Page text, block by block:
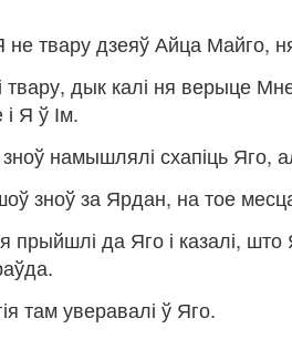
не твару дзеяў Айца Майго,
твару, дык калі ня верыце
Я ў Ім.
намышлялі схапіць Яго,
зноў за Ярдан, на тое
прыйшлі да Яго і казалі,
там уверавалі ў Яго.